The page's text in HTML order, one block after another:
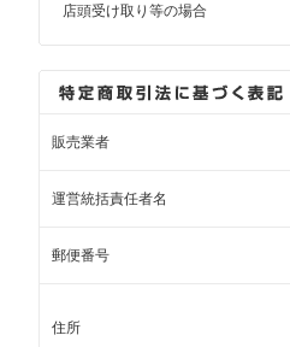
店頭受け取り等の場合
販売業者
運営統括責任者名
郵便番号
住所